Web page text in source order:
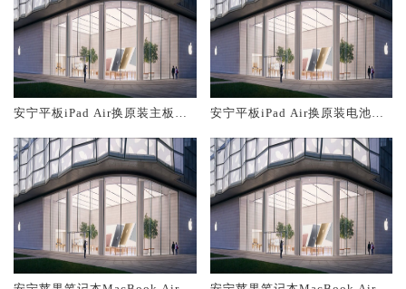
安宁平板iPad Air换原装主板维
安宁平板iPad Air换原装电池维